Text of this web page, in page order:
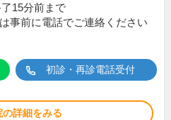
了15分前まで
事前に電話でご連絡ください
初診・再診電話受付
の詳細をみる